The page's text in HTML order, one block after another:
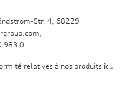
Str. 4, 68229
983 0
relatives à nos produits ici.